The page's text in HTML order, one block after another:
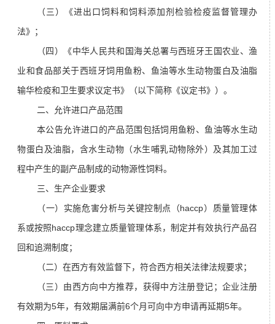
（三）《进出口饲料和饲料添加剂检验检疫监督管理办
法》；
（四）《中华人民共和国海关总署与西班牙王国农业、渔
业和食品部关于西班牙饲用鱼粉、鱼油等水生动物蛋白及油脂
输华检疫和卫生要求议定书》（以下简称《议定书》）。
二、允许进口产品范围
本公告允许进口的产品范围包括饲用鱼粉、鱼油等水生动
物蛋白及油脂，含水生动物（水生哺乳动物除外）及其加工过
程中产生的副产品制成的动物源性饲料。
三、生产企业要求
（一）实施危害分析与关键控制点（haccp）质量管理体
系或按照haccp理念建立质量管理体系，制定并有效执行产品召
回和追溯制度；
（二）在西方有效监督下，符合西方相关法律法规要求；
（三）由西方向中方推荐，获得中方注册登记；企业注册
有效期为5年，有效期届满前6个月可向中方申请再延期5年。